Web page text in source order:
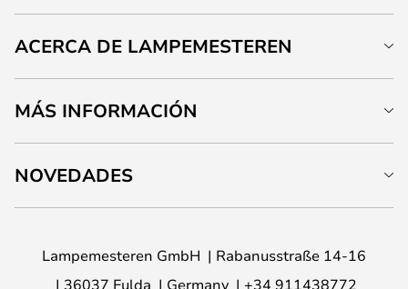
ACERCA DE LAMPEMESTEREN
MÁS INFORMACIÓN
NOVEDADES
Lampemesteren GmbH
Rabanusstraße 14-16
36037 Fulda
Germany +34 911438772